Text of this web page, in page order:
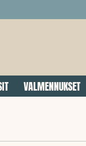
VALMENNUKSET